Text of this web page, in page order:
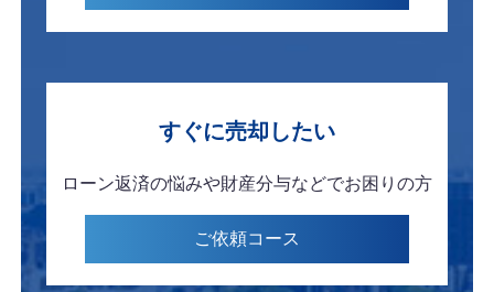
すぐに売却したい
ローン返済の悩みや財産分与などでお困りの方
ご依頼コース